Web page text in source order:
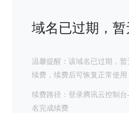
域名已过期，暂
温馨提醒：该域名已过期，
续费，续费后可恢复正常使用
续费路径：登录腾讯云控制
名完成续费